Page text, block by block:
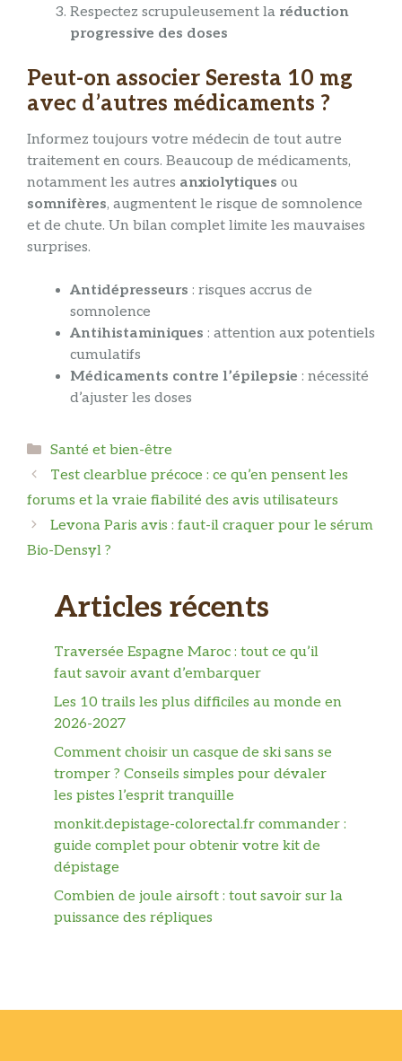
Respectez scrupuleusement la réduction
progressive des doses
Peut-on associer Seresta 10 mg
avec d’autres médicaments ?
Informez toujours votre médecin de tout autre
traitement en cours. Beaucoup de médicaments,
notamment les autres anxiolytiques ou
somnifères, augmentent le risque de somnolence
et de chute. Un bilan complet limite les mauvaises
surprises.
Antidépresseurs : risques accrus de
somnolence
Antihistaminiques : attention aux potentiels
cumulatifs
Médicaments contre l’épilepsie : nécessité
d’ajuster les doses
Catégories
Santé et bien-être
Test clearblue précoce : ce qu’en pensent les
forums et la vraie fiabilité des avis utilisateurs
Levona Paris avis : faut-il craquer pour le sérum
Bio-Densyl ?
Articles récents
Traversée Espagne Maroc : tout ce qu’il
faut savoir avant d’embarquer
Les 10 trails les plus difficiles au monde en
2026-2027
Comment choisir un casque de ski sans se
tromper ? Conseils simples pour dévaler
les pistes l’esprit tranquille
monkit.depistage-colorectal.fr commander :
guide complet pour obtenir votre kit de
dépistage
Combien de joule airsoft : tout savoir sur la
puissance des répliques